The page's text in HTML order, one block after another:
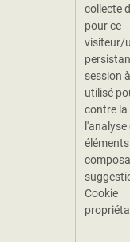
collecte
pour ce
visiteur/
session
utilisé
contre
l'analyse
Cookie